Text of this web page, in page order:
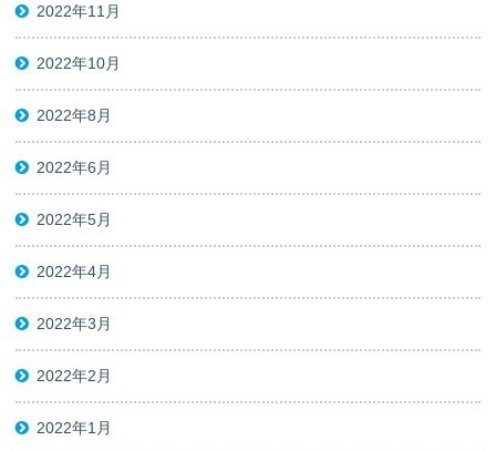
2022年11月
2022年10月
2022年8月
2022年6月
2022年5月
2022年4月
2022年3月
2022年2月
2022年1月